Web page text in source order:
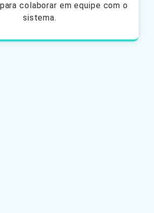
colaborar em equipe com o
sistema.